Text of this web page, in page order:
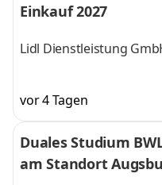
Einkauf 2027
Lidl Dienstleistung
vor 4 Tagen
Duales Studium
am Standort